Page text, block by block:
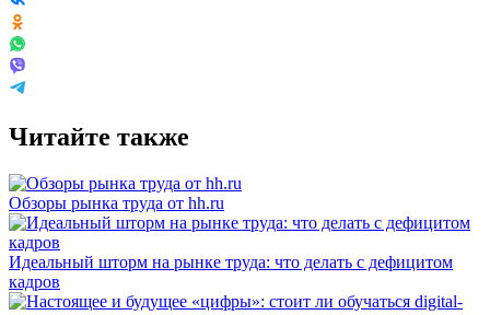
Читайте также
Обзоры рынка труда от hh.ru
Идеальный шторм на рынке труда: что делать с дефицитом
кадров